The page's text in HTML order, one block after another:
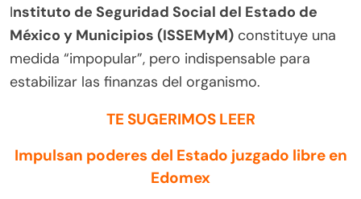
Instituto de Seguridad Social del Estado de
México y Municipios (ISSEMyM) constituye una
medida “impopular”, pero indispensable para
estabilizar las finanzas del organismo.
TE SUGERIMOS LEER
Impulsan poderes del Estado juzgado libre en
Edomex